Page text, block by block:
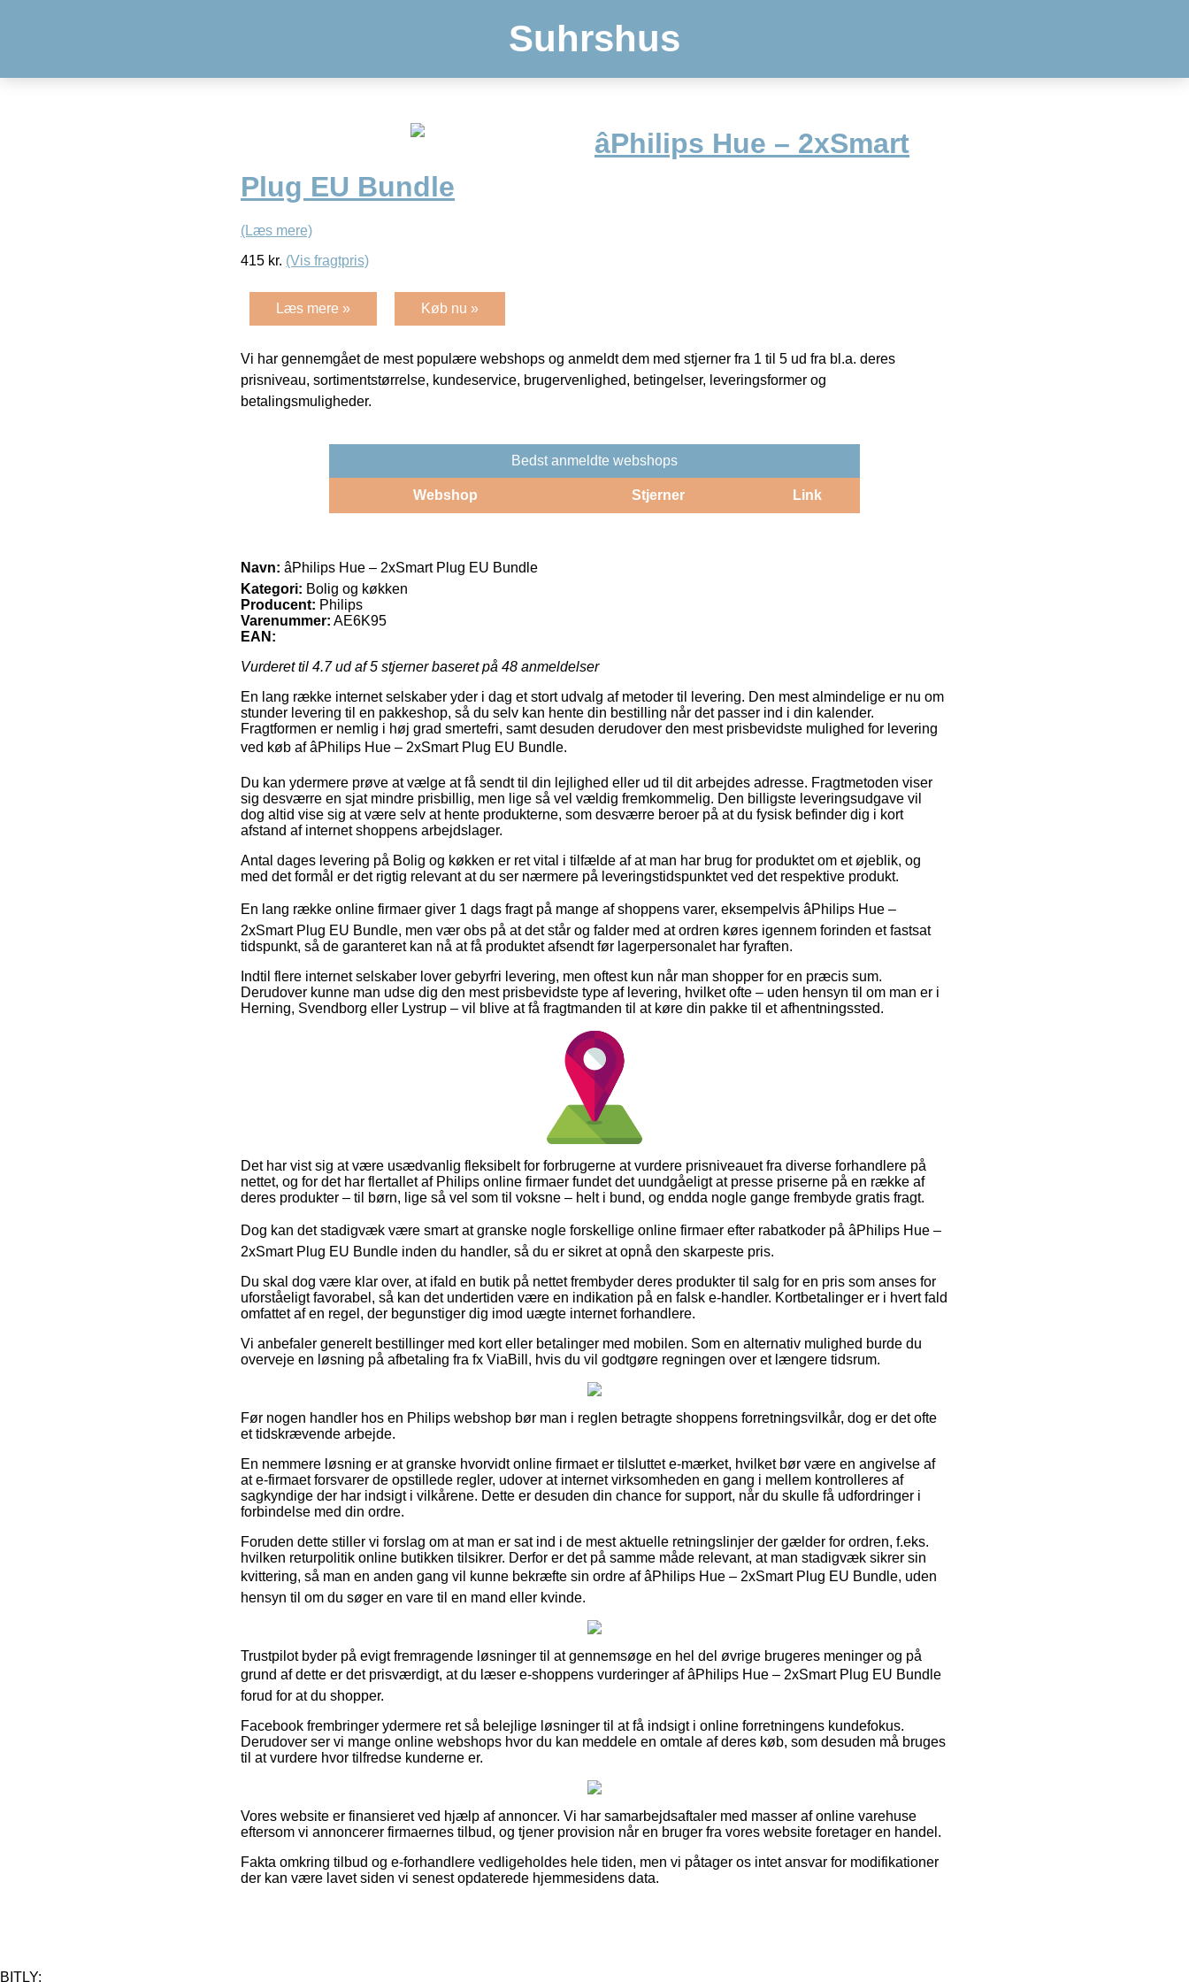
Suhrshus
âPhilips Hue – 2xSmart
Plug EU Bundle
(Læs mere)
415 kr. (Vis fragtpris)
Læs mere » Køb nu »
Vi har gennemgået de mest populære webshops og anmeldt dem med stjerner fra 1 til 5 ud fra bl.a. deres
prisniveau, sortimentstørrelse, kundeservice, brugervenlighed, betingelser, leveringsformer og
betalingsmuligheder.
Bedst anmeldte webshops
Webshop Stjerner Link
Navn: âPhilips Hue – 2xSmart Plug EU Bundle
Kategori: Bolig og køkken
Producent: Philips
Varenummer: AE6K95
EAN:
Vurderet til 4.7ud af 5 stjerner baseret på 48 anmeldelser
En lang række internet selskaber yder i dag et stort udvalg af metoder til levering. Den mest almindelige er nu om
stunder levering til en pakkeshop, så du selv kan hente din bestilling når det passer ind i din kalender.
Fragtformen er nemlig i høj grad smertefri, samt desuden derudover den mest prisbevidste mulighed for levering
ved køb af âPhilips Hue – 2xSmart Plug EU Bundle.
Du kan ydermere prøve at vælge at få sendt til din lejlighed eller ud til dit arbejdes adresse. Fragtmetoden viser
sig desværre en sjat mindre prisbillig, men lige så vel vældig fremkommelig. Den billigste leveringsudgave vil
dog altid vise sig at være selv at hente produkterne, som desværre beroer på at du fysisk befinder dig i kort
afstand af internet shoppens arbejdslager.
Antal dages levering på Bolig og køkken er ret vital i tilfælde af at man har brug for produktet om et øjeblik, og
med det formål er det rigtig relevant at du ser nærmere på leveringstidspunktet ved det respektive produkt.
En lang række online firmaer giver 1 dags fragt på mange af shoppens varer, eksempelvis âPhilips Hue –
2xSmart Plug EU Bundle, men vær obs på at det står og falder med at ordren køres igennem forinden et fastsat
tidspunkt, så de garanteret kan nå at få produktet afsendt før lagerpersonalet har fyraften.
Indtil flere internet selskaber lover gebyrfri levering, men oftest kun når man shopper for en præcis sum.
Derudover kunne man udse dig den mest prisbevidste type af levering, hvilket ofte – uden hensyn til om man er i
Herning, Svendborg eller Lystrup – vil blive at få fragtmanden til at køre din pakke til et afhentningssted.
Det har vist sig at være usædvanlig fleksibelt for forbrugerne at vurdere prisniveauet fra diverse forhandlere på
nettet, og for det har flertallet af Philips online firmaer fundet det uundgåeligt at presse priserne på en række af
deres produkter – til børn, lige så vel som til voksne – helt i bund, og endda nogle gange frembyde gratis fragt.
Dog kan det stadigvæk være smart at granske nogle forskellige online firmaer efter rabatkoder på âPhilips Hue –
2xSmart Plug EU Bundle inden du handler, så du er sikret at opnå den skarpeste pris.
Du skal dog være klar over, at ifald en butik på nettet frembyder deres produkter til salg for en pris som anses for
uforståeligt favorabel, så kan det undertiden være en indikation på en falsk e-handler. Kortbetalinger er i hvert fald
omfattet af en regel, der begunstiger dig imod uægte internet forhandlere.
Vi anbefaler generelt bestillinger med kort eller betalinger med mobilen. Som en alternativ mulighed burde du
overveje en løsning på afbetaling fra fx ViaBill, hvis du vil godtgøre regningen over et længere tidsrum.
Før nogen handler hos en Philips webshop bør man i reglen betragte shoppens forretningsvilkår, dog er det ofte
et tidskrævende arbejde.
En nemmere løsning er at granske hvorvidt online firmaet er tilsluttet e-mærket, hvilket bør være en angivelse af
at e-firmaet forsvarer de opstillede regler, udover at internet virksomheden en gang i mellem kontrolleres af
sagkyndige der har indsigt i vilkårene. Dette er desuden din chance for support, når du skulle få udfordringer i
forbindelse med din ordre.
Foruden dette stiller vi forslag om at man er sat ind i de mest aktuelle retningslinjer der gælder for ordren, f.eks.
hvilken returpolitik online butikken tilsikrer. Derfor er det på samme måde relevant, at man stadigvæk sikrer sin
kvittering, så man en anden gang vil kunne bekræfte sin ordre af âPhilips Hue – 2xSmart Plug EU Bundle, uden
hensyn til om du søger en vare til en mand eller kvinde.
Trustpilot byder på evigt fremragende løsninger til at gennemsøge en hel del øvrige brugeres meninger og på
grund af dette er det prisværdigt, at du læser e-shoppens vurderinger af âPhilips Hue – 2xSmart Plug EU Bundle
forud for at du shopper.
Facebook frembringer ydermere ret så belejlige løsninger til at få indsigt i online forretningens kundefokus.
Derudover ser vi mange online webshops hvor du kan meddele en omtale af deres køb, som desuden må bruges
til at vurdere hvor tilfredse kunderne er.
Vores website er finansieret ved hjælp af annoncer. Vi har samarbejdsaftaler med masser af online varehuse
eftersom vi annoncerer firmaernes tilbud, og tjener provision når en bruger fra vores website foretager en handel.
Fakta omkring tilbud og e-forhandlere vedligeholdes hele tiden, men vi påtager os intet ansvar for modifikationer
der kan være lavet siden vi senest opdaterede hjemmesidens data.
BITLY: